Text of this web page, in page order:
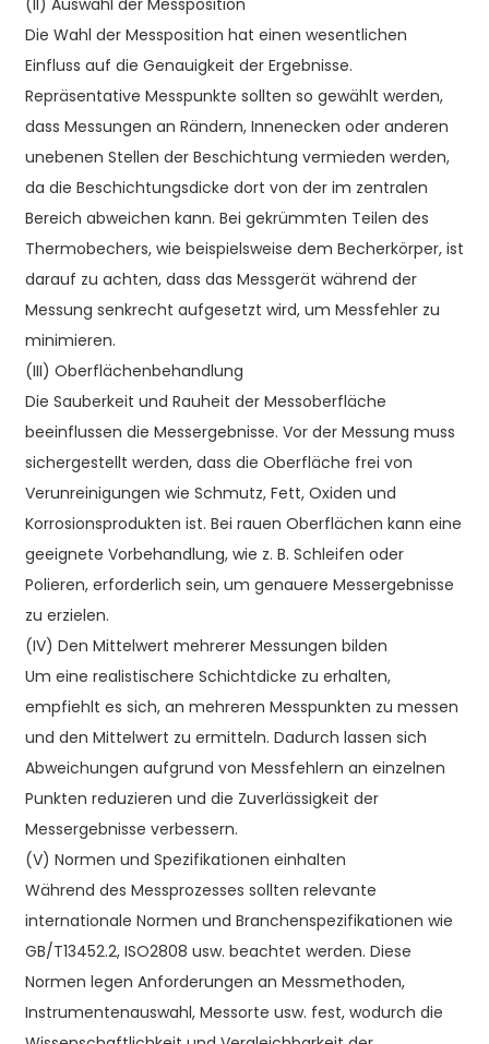
(II) Auswahl der Messposition
Die Wahl der Messposition hat einen wesentlichen
Einfluss auf die Genauigkeit der Ergebnisse.
Repräsentative Messpunkte sollten so gewählt werden,
dass Messungen an Rändern, Innenecken oder anderen
unebenen Stellen der Beschichtung vermieden werden,
da die Beschichtungsdicke dort von der im zentralen
Bereich abweichen kann. Bei gekrümmten Teilen des
Thermobechers, wie beispielsweise dem Becherkörper, ist
darauf zu achten, dass das Messgerät während der
Messung senkrecht aufgesetzt wird, um Messfehler zu
minimieren.
(III) Oberflächenbehandlung
Die Sauberkeit und Rauheit der Messoberfläche
beeinflussen die Messergebnisse. Vor der Messung muss
sichergestellt werden, dass die Oberfläche frei von
Verunreinigungen wie Schmutz, Fett, Oxiden und
Korrosionsprodukten ist. Bei rauen Oberflächen kann eine
geeignete Vorbehandlung, wie z. B. Schleifen oder
Polieren, erforderlich sein, um genauere Messergebnisse
zu erzielen.
(IV) Den Mittelwert mehrerer Messungen bilden
Um eine realistischere Schichtdicke zu erhalten,
empfiehlt es sich, an mehreren Messpunkten zu messen
und den Mittelwert zu ermitteln. Dadurch lassen sich
Abweichungen aufgrund von Messfehlern an einzelnen
Punkten reduzieren und die Zuverlässigkeit der
Messergebnisse verbessern.
(V) Normen und Spezifikationen einhalten
Während des Messprozesses sollten relevante
internationale Normen und Branchenspezifikationen wie
GB/T13452.2, ISO2808 usw. beachtet werden. Diese
Normen legen Anforderungen an Messmethoden,
Instrumentenauswahl, Messorte usw. fest, wodurch die